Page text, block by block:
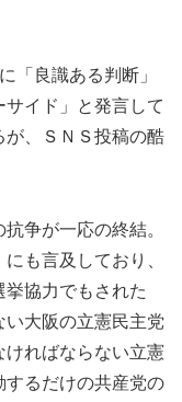
「良識ある判断」
イド」と発言して
が、ＳＮＳ投稿の酷
争が一応の終結。
も言及しており、
協力でもされた
い大阪の立憲民主党
ればならない立憲
するだけの共産党の